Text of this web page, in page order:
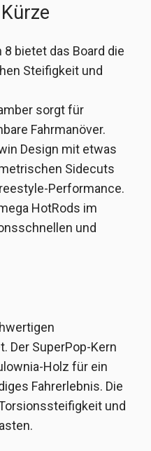
8 bietet das Board die
Steifigkeit und
sorgt für
Fahrmanöver.
Design mit etwas
Sidecuts
Performance.
HotRods im
und
Der SuperPop-Kern
Holz für ein
Fahrerlebnis. Die
und